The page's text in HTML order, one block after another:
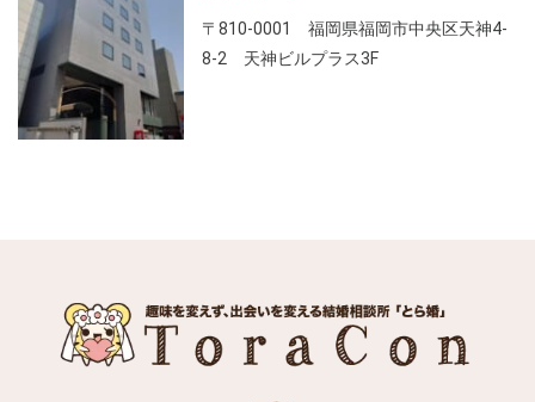
〒810-0001 福岡県福岡市中央区天神4-
8-2 天神ビルプラス3F